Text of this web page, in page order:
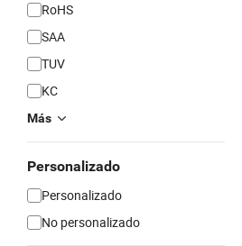
RoHS
SAA
TUV
KC
Más
Personalizado
Personalizado
No personalizado